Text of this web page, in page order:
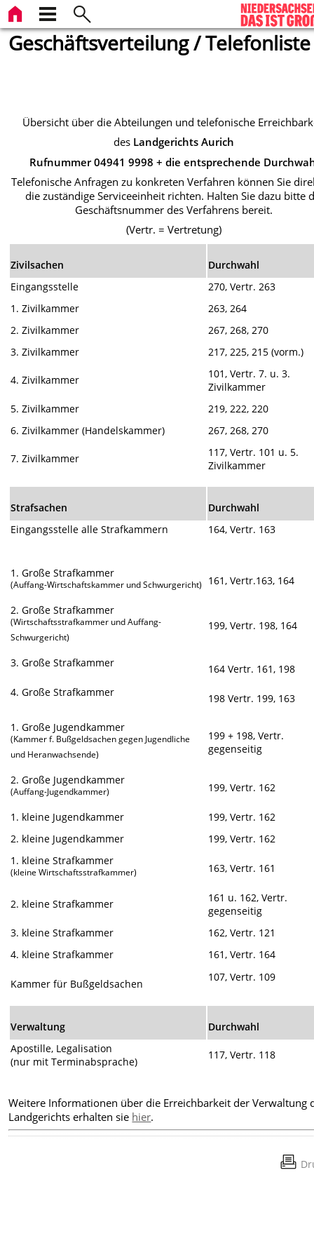
Geschäftsverteilung / Telefonliste
Übersicht über die Abteilungen und telefonische
des Landgerichts Aurich
Rufnummer 04941 9998 + die entsprechende
Telefonische Anfragen zu konkreten Verfahren können Sie
die zuständige Serviceeinheit richten. Halten Sie dazu bitte
Geschäftsnummer des Verfahrens bereit.
(Vertr. = Vertretung)
Zivilsachen
Durchwahl
Eingangsstelle
270, Vertr. 263
1. Zivilkammer
263, 264
2. Zivilkammer
267, 268, 270
3. Zivilkammer
217, 225, 215 (vorm.)
4. Zivilkammer
101, Vertr. 7. u. 3.
Zivilkammer
5. Zivilkammer
219, 222, 220
6. Zivilkammer (Handelskammer)
267, 268, 270
7. Zivilkammer
117, Vertr. 101 u. 5.
Zivilkammer
Strafsachen
Durchwahl
Eingangsstelle alle Strafkammern
164, Vertr. 163
1. Große Strafkammer
(Auffang-Wirtschaftskammer und Schwurgericht) 161, Vertr.163, 164
2. Große Strafkammer
(Wirtschaftsstrafkammer und Auffang-
Schwurgericht)
199, Vertr. 198, 164
3. Große Strafkammer
164 Vertr. 161, 198
4. Große Strafkammer
198 Vertr. 199, 163
1. Große Jugendkammer
(Kammer f. Bußgeldsachen gegen Jugendliche
und Heranwachsende)
199 + 198, Vertr.
gegenseitig
2. Große Jugendkammer
(Auffang-Jugendkammer) 199, Vertr. 162
1. kleine Jugendkammer
199, Vertr. 162
2. kleine Jugendkammer
199, Vertr. 162
1. kleine Strafkammer
(kleine Wirtschaftsstrafkammer) 163, Vertr. 161
2. kleine Strafkammer
161 u. 162, Vertr.
gegenseitig
3. kleine Strafkammer
162, Vertr. 121
4. kleine Strafkammer
161, Vertr. 164
Kammer für Bußgeldsachen
107, Vertr. 109
Verwaltung
Durchwahl
Apostille, Legalisation
(nur mit Terminabsprache)
117, Vertr. 118
Weitere Informationen über die Erreichbarkeit der Verwaltung
Landgerichts erhalten sie hier.